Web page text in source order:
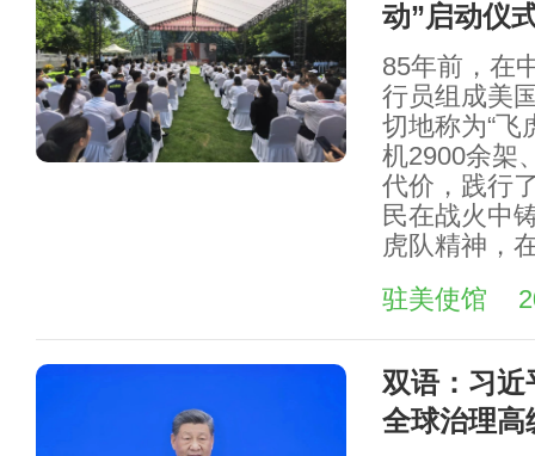
动”启动仪
85年前，在
行员组成美
切地称为“飞
机2900余架
代价，践行
民在战火中
虎队精神，
驻美使馆
双语：习近
全球治理高